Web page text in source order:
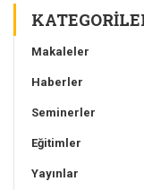
Makaleler
Haberler
Seminerler
Eğitimler
Yayınlar